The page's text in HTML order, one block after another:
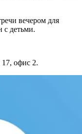
вечером для
с детьми.
17, офис 2.